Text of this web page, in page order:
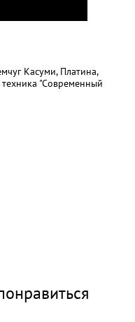
Касуми, Платина,
"Современный